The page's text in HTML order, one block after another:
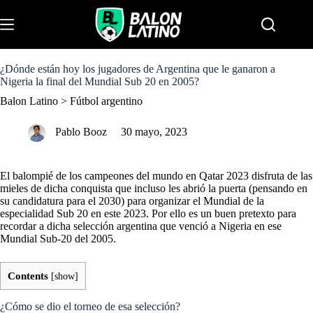
k
i
o
c
n
¿Dónde están hoy los jugadores de Argentina que le ganaron a
Nigeria la final del Mundial Sub 20 en 2005?
Balon Latino > Fútbol argentino
Pablo Booz 30 mayo, 2023
El balompié de los campeones del mundo en Qatar 2023 disfruta de las
mieles de dicha conquista que incluso les abrió la puerta (pensando en
su candidatura para el 2030) para organizar el Mundial de la
especialidad Sub 20 en este 2023. Por ello es un buen pretexto para
recordar a dicha selección argentina que venció a Nigeria en ese
Mundial Sub-20 del 2005.
Contents [show]
¿Cómo se dio el torneo de esa selección?